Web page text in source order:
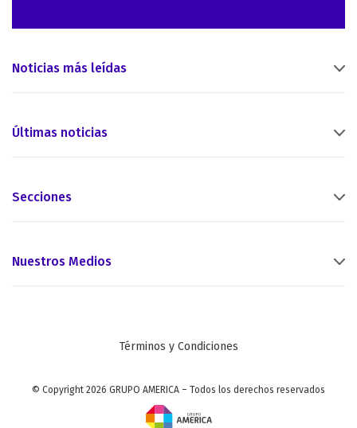
Noticias más leídas
Últimas noticias
Secciones
Nuestros Medios
Términos y Condiciones
© Copyright 2026 GRUPO AMERICA – Todos los derechos reservados